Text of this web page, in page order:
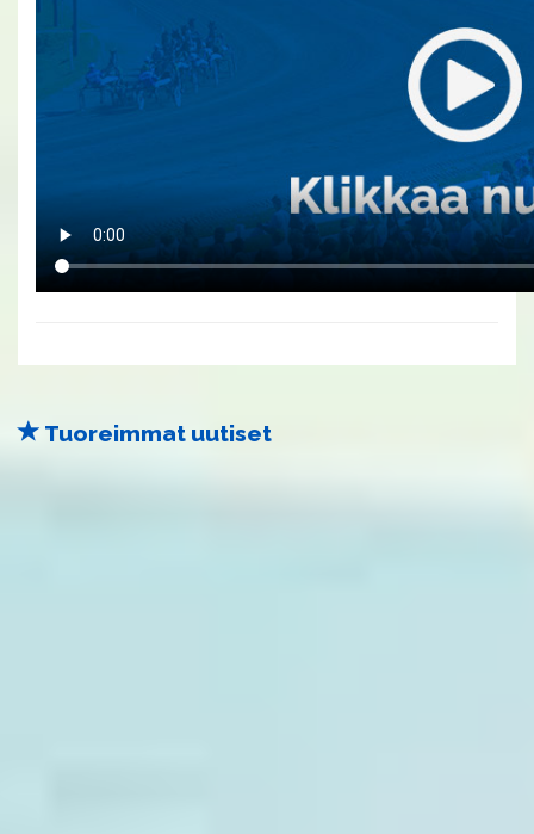
Tuoreimmat uutiset